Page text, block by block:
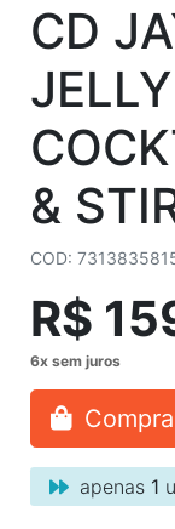
CD
&
COD:
R$
apenas 1